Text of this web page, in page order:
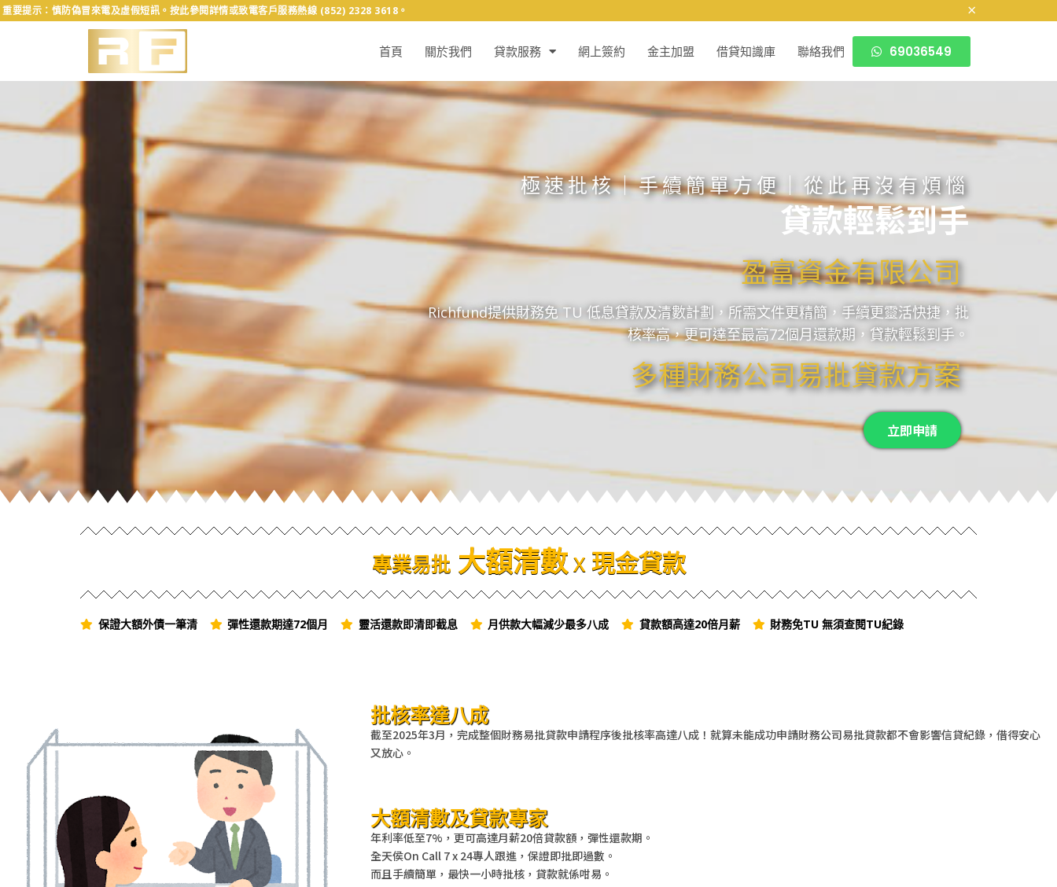
重要提示：慎防偽冒來電及虛假短訊。按此參閱詳情或致電客戶服務熱線 (852) 2328 3618。 ×
首頁 關於我們 貸款服務 網上簽約 金主加盟 借貸知識庫 聯絡我們 69036549
極速批核｜手續簡單方便｜從此再沒有煩惱
貸款輕鬆到手
盈富資金有限公司
Richfund提供財務免 TU 低息貸款及清數計劃，所需文件更精簡，手續更靈活快捷，批
核率高，更可達至最高72個月還款期，貸款輕鬆到手。
多種財務公司易批貸款方案
立即申請
專業易批大額清數X 現金貸款
保證大額外債一筆清 彈性還款期達72個月 靈活還款即清即截息 月供款大幅減少最多八成 貸款額高達20倍月薪 財務免TU 無須查閱TU紀錄
批核率達八成
截至2025年3月，完成整個財務易批貸款申請程序後批核率高達八成！就算未能成功申請財務公司易批貸款都不會影響信貸紀錄，借得安心
又放心。
大額清數及貸款專家
年利率低至7%，更可高達月薪20倍貸款額，彈性還款期。
全天侯On Call 7 x 24專人跟進，保證即批即過數。
而且手續簡單，最快一小時批核，貸款就係咁易。